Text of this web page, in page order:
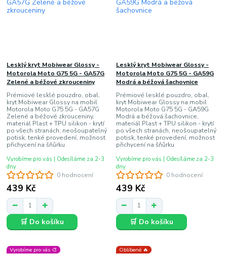
0 hodnocení
Lesklý kryt Mobiwear Glossy -
Motorola Moto G75 5G - GA57G
Zelené a béžové zkrouceniny
Prémiové lesklé pouzdro, obal,
kryt Mobiwear Glossy na mobil
Motorola Moto G75 5G - GA57G
Zelené a béžové zkrouceniny,
materiál Plast + TPU silikon - krytí
po všech stranách, neošoupatelný
potisk, tenké provedení, možnost
přichycení na šňůrku
439 Kč
Vyrobíme pro vás | Odesíláme za 2-3
dny
🛒 Do košíku
0 hodnocení
Lesklý kryt Mobiwear Glossy -
Motorola Moto G75 5G - GA59G
Modrá a béžová šachovnice
Prémiové lesklé pouzdro, obal,
kryt Mobiwear Glossy na mobil
Motorola Moto G75 5G - GA59G
Modrá a béžová šachovnice,
materiál Plast + TPU silikon - krytí
po všech stranách, neošoupatelný
potisk, tenké provedení, možnost
přichycení na šňůrku
439 Kč
Vyrobíme pro vás | Odesíláme za 2-3
dny
🛒 Do košíku
Vyrobíme pro vás 🎨
Oblíbené 🔥